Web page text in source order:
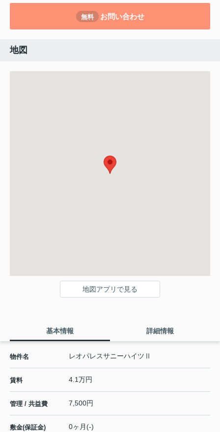
無料 お問い合わせ
地図
地図アプリで見る
基本情報 詳細情報
物件名 レオパレスサニーハイツⅡ
賃料 4.1万円
管理 / 共益費 7,500円
敷金(保証金) 0ヶ月(-)